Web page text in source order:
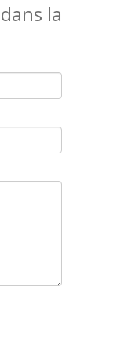
la